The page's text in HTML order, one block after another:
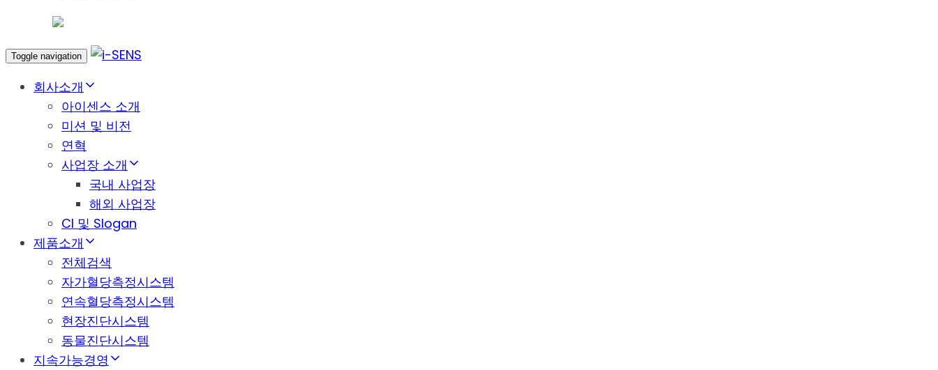
Toggle navigation
회사소개
아이센스 소개
미션 및 비전
연혁
사업장 소개
국내 사업장
해외 사업장
CI 및 Slogan
제품소개
전체검색
자가혈당측정시스템
연속혈당측정시스템
현장진단시스템
동물진단시스템
지속가능경영